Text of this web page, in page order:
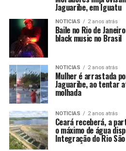
Jaguaribe, em Iguatu
NOTICIAS 2 anos atrás
Baile no Rio de
black music no Brasil
NOTICIAS 2 anos atrás
Mulher é arrastada
Jaguaribe, ao tentar
molhada
NOTICIAS 2 anos atrás
Ceará receberá, a
o máximo de água
Integração do Rio